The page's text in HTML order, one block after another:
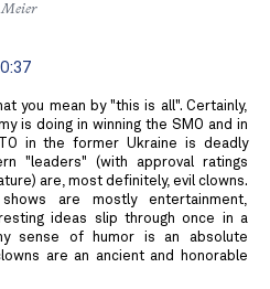
you mean by "this is all". Certainly,
is doing in winning the SMO and in
in the former Ukraine is deadly
"leaders" (with approval ratings
are, most definitely, evil clowns.
are mostly entertainment,
ideas slip through once in a
sense of humor is an absolute
are an ancient and honorable